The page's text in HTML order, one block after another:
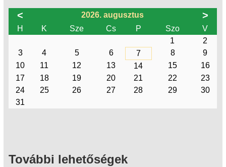
< 2026. augusztus >
H K Sze Cs P Szo
V
1
2
3
4 5 6 7 8
9
10
11 12 13 14 15
16
17
18 19 20 21 22
23
24
25 26 27 28 29
30
31
További lehetőségek